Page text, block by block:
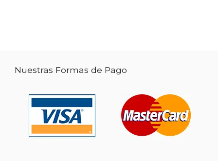
Nuestras Formas de Pago